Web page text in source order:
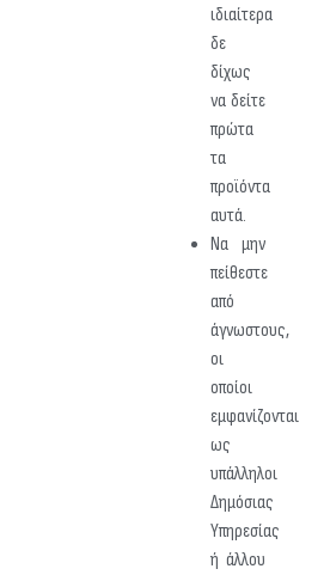
ιδιαίτερα
δε
δίχως
να δείτε
πρώτα
τα
προϊόντα
αυτά.
Να μην
πείθεστε
από
άγνωστους,
οι
οποίοι
εμφανίζονται
ως
υπάλληλοι
Δημόσιας
Υπηρεσίας
ή άλλου